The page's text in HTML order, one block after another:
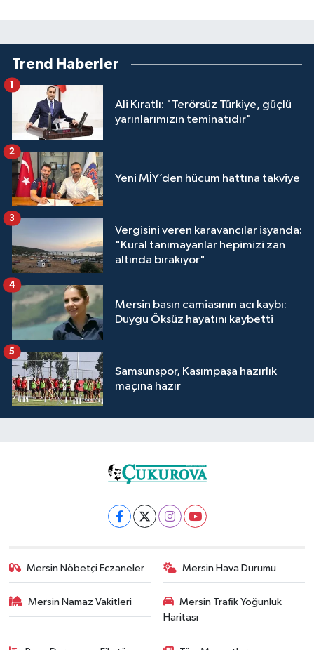
Trend Haberler
Ali Kıratlı: "Terörsüz Türkiye, güçlü
yarınlarımızın teminatıdır"
1
Yeni MİY’den hücum hattına takviye
2
Vergisini veren karavancılar isyanda:
"Kural tanımayanlar hepimizi zan
altında bırakıyor"
3
Mersin basın camiasının acı kaybı:
Duygu Öksüz hayatını kaybetti
4
Samsunspor, Kasımpaşa hazırlık
maçına hazır
5
Mersin Nöbetçi Eczaneler Mersin Hava Durumu
Mersin Namaz Vakitleri
Mersin Trafik Yoğunluk
Haritası